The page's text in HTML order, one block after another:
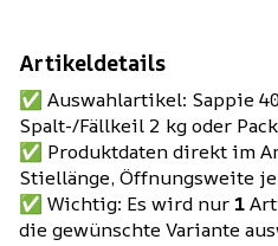
Artikeldetails
✅ Auswahlartikel: Sappie
Spalt-/Fällkeil 2 kg oder
✅ Produktdaten direkt im
Stiellänge, Öffnungsweite
✅ Wichtig: Es wird nur 1
die gewünschte Variante